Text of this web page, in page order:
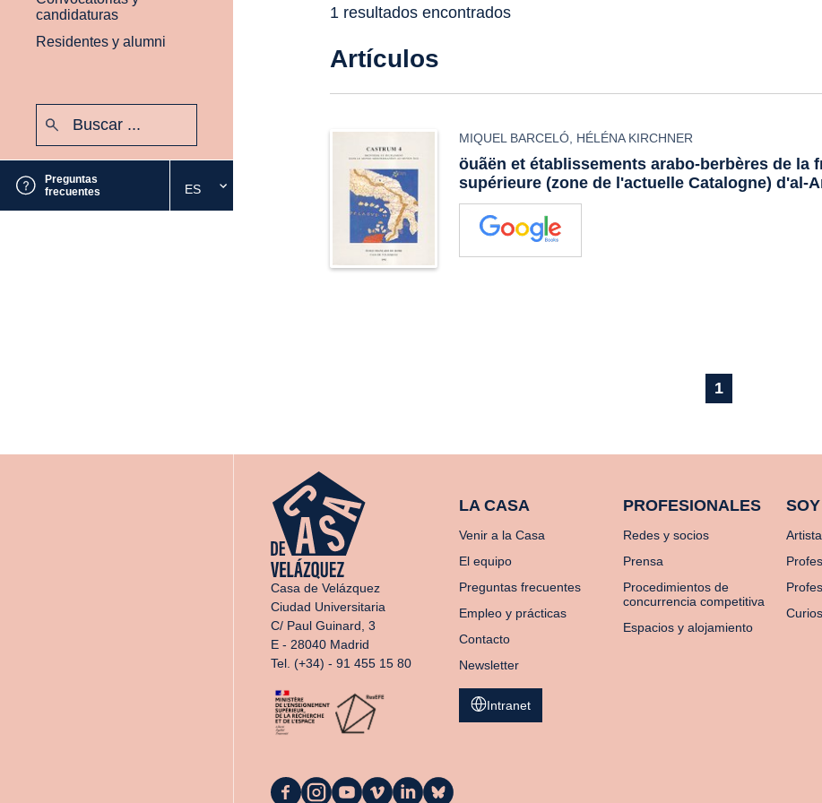
candidaturas
Residentes y alumni
Preguntas
frecuentes
Seleccione
el
ES
1 resultados encontrados
Artículos
MIQUEL BARCELÓ HÉLÉNA KIRCHNER
öuãën et établissements arabo-berbères de la
supérieure (zone de l'actuelle Catalogne) d'al-
1
Casa de Velázquez
Ciudad Universitaria
C/ Paul Guinard, 3
E - 28040 Madrid
Tel. (+34) - 91 455 15 80
LA CASA
Venir a la Casa
El equipo
Preguntas frecuentes
Empleo y prácticas
Contacto
Newsletter
PROFESIONALES
Redes y socios
Prensa
Procedimientos de
concurrencia competitiva
Espacios y alojamiento
SOY
Artista
Intranet
La La La La La La